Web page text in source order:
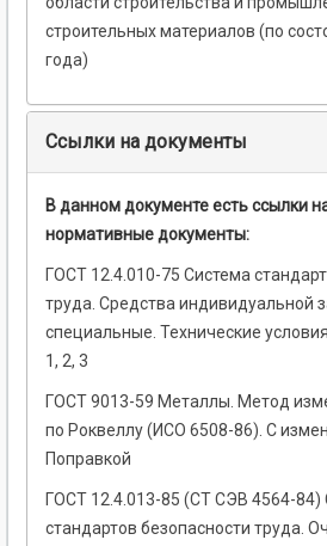
строительных материалов (по
года)
Ссылки на документы
В данном документе есть ссылки
нормативные документы:
ГОСТ 12.4.010-75 Система
труда. Средства индивидуальной
специальные. Технические
1, 2, 3
ГОСТ 9013-59 Металлы. Метод
по Роквеллу (ИСО 6508-86). С
Поправкой
ГОСТ 12.4.013-85 (СТ СЭВ 4564-84)
стандартов безопасности труда.